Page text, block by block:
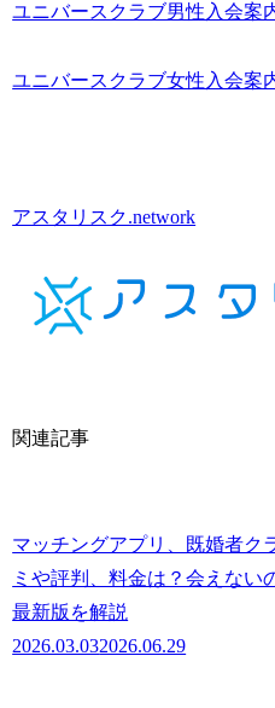
ユニバースクラブ男性入会案
ユニバースクラブ女性入会案
アスタリスク.network
関連記事
マッチングアプリ、既婚者ク
ミや評判、料金は？会えない
最新版を解説
2026.03.032026.06.29